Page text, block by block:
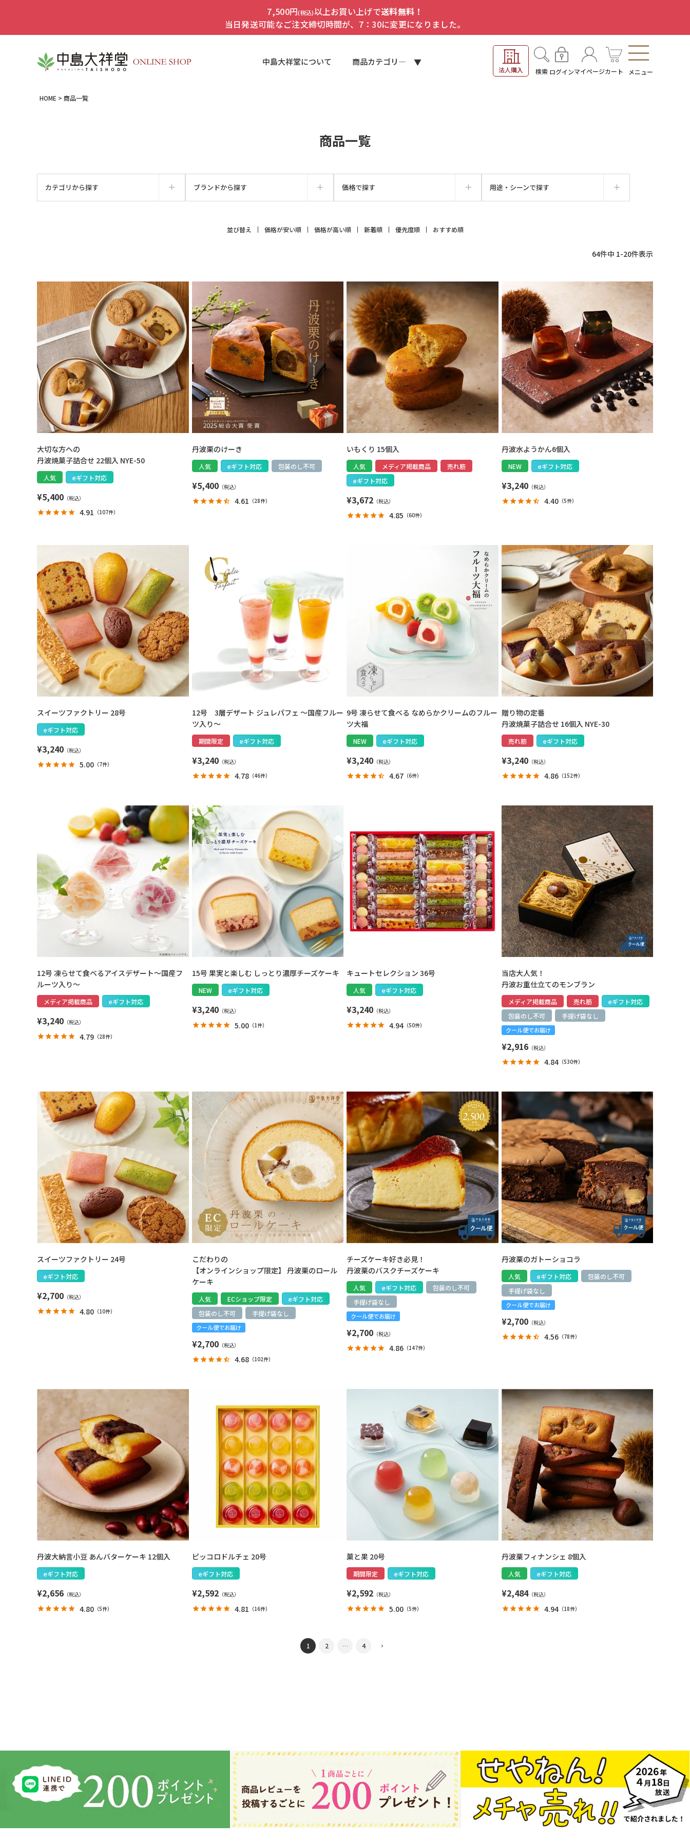
7,500円(税込)以上お買い上げで送料無料！
当日発送可能なご注文締切時間が、7：30に変更になりました。
中島大祥堂について 商品カテゴリ―
法人購入 検索 ログインマイページカート メニュー
HOME 商品一覧
商品一覧
カテゴリから探す ブランドから探す 価格で探す 用途・シーンで探す
並び替え 価格が安い順 価格が高い順 新着順 優先度順 おすすめ順
64件中 1-20件表示
大切な方への
丹波焼菓子詰合せ 22個入 NYE-50
人気 eギフト対応
¥5,400
4.91 （107件）
丹波栗のけーき
人気 eギフト対応 包装のし不可
¥5,400
4.61 （28件）
いもくり 15個入
人気 メディア掲載商品
売れ筋
eギフト対応
¥3,672
4.85 （60件）
丹波水ようかん6個入
NEW eギフト対応
¥3,240
4.40（5件）
スイーツファクトリー 28号
eギフト対応
¥3,240
5.00 （7件）
12号 3層デザート ジュレパフェ ～国産フルー
ツ入り～
期間限定 eギフト対応
¥3,240
4.78（46件）
9号 凍らせて食べる なめらかクリームのフルー
ツ大福
NEW eギフト対応
¥3,240
4.67 （6件）
贈り物の定番
丹波焼菓子詰合せ 16個入 NYE-30
売れ筋 eギフト対応
¥3,240
4.86（152件）
12号 凍らせて食べるアイスデザート～国産フ
ルーツ入り～
メディア掲載商品 eギフト対応
¥3,240
4.79 （28件）
15号 果実と楽しむ しっとり濃厚チーズケーキ
NEW eギフト対応
¥3,240
5.00（1件）
キュートセレクション 36号
人気 eギフト対応
¥3,240
4.94 （50件）
当店大人気！
丹波お重仕立てのモンブラン
メディア掲載商品 売れ筋
eギフト対応
包装のし不可
手提げ袋なし
クール便でお届け
¥2,916
4.84（530件）
スイーツファクトリー 24号
eギフト対応
¥2,700
4.80 （10件）
こだわりの
【オンラインショップ限定】 丹波栗のロール
ケーキ
人気 ECショップ限定
eギフト対応
包装のし不可
手提げ袋なし
クール便でお届け
¥2,700
4.68（102件）
チーズケーキ好き必見！
丹波栗のバスクチーズケーキ
人気 eギフト対応
包装のし不可
手提げ袋なし
クール便でお届け
¥2,700
4.86 （147件）
丹波栗のガトーショコラ
人気 eギフト対応
包装のし不可
手提げ袋なし
クール便でお届け
¥2,700
4.56（78件）
丹波大納言小豆 あんバターケーキ 12個入
eギフト対応
¥2,656
4.80 （5件）
ピッコロドルチェ 20号
eギフト対応
¥2,592
4.81 （16件）
菓と果 20号
期間限定 eギフト対応
¥2,592
5.00 （5件）
丹波栗フィナンシェ 8個入
人気 eギフト対応
¥2,484
4.94（18件）
1 2 … 4